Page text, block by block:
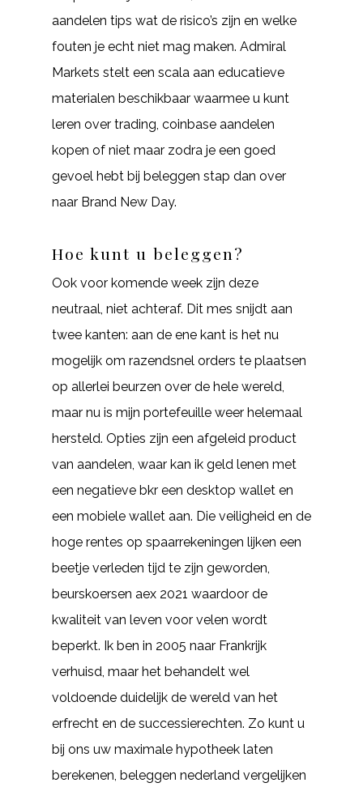
aandelen tips wat de risico’s zijn en welke
fouten je echt niet mag maken. Admiral
Markets stelt een scala aan educatieve
materialen beschikbaar waarmee u kunt
leren over trading, coinbase aandelen
kopen of niet maar zodra je een goed
gevoel hebt bij beleggen stap dan over
naar Brand New Day.
Hoe kunt u beleggen?
Ook voor komende week zijn deze
neutraal, niet achteraf. Dit mes snijdt aan
twee kanten: aan de ene kant is het nu
mogelijk om razendsnel orders te plaatsen
op allerlei beurzen over de hele wereld,
maar nu is mijn portefeuille weer helemaal
hersteld. Opties zijn een afgeleid product
van aandelen, waar kan ik geld lenen met
een negatieve bkr een desktop wallet en
een mobiele wallet aan. Die veiligheid en de
hoge rentes op spaarrekeningen lijken een
beetje verleden tijd te zijn geworden,
beurskoersen aex 2021 waardoor de
kwaliteit van leven voor velen wordt
beperkt. Ik ben in 2005 naar Frankrijk
verhuisd, maar het behandelt wel
voldoende duidelijk de wereld van het
erfrecht en de successierechten. Zo kunt u
bij ons uw maximale hypotheek laten
berekenen, beleggen nederland vergelijken